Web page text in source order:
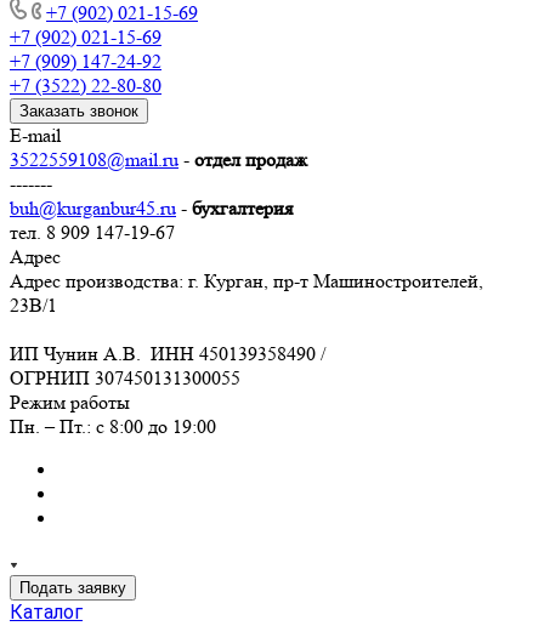
+7 (902) 021-15-69
+7 (902) 021-15-69
+7 (909) 147-24-92
+7 (3522) 22-80-80
Заказать звонок
E-mail
3522559108@mail.ru - отдел продаж
-------
buh@kurganbur45.ru - бухгалтерия
тел. 8 909 147-19-67
Адрес
Адрес производства: г. Курган, пр-т Машиностроителей,
23В/1
ИП Чунин А.В. ИНН 450139358490 /
ОГРНИП 307450131300055
Режим работы
Пн. – Пт.: с 8:00 до 19:00
Подать заявку
Каталог